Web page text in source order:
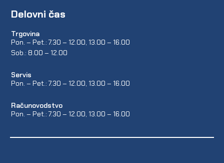
Delovni čas
Trgovina
Pon. – Pet.: 7.30 – 12.00, 13.00 – 16.00
Sob.: 8.00 – 12.00
Servis
Pon. – Pet.: 7.30 – 12.00, 13.00 – 16.00
Računovodstvo
Pon. – Pet.: 7.30 – 12.00, 13.00 – 16.00